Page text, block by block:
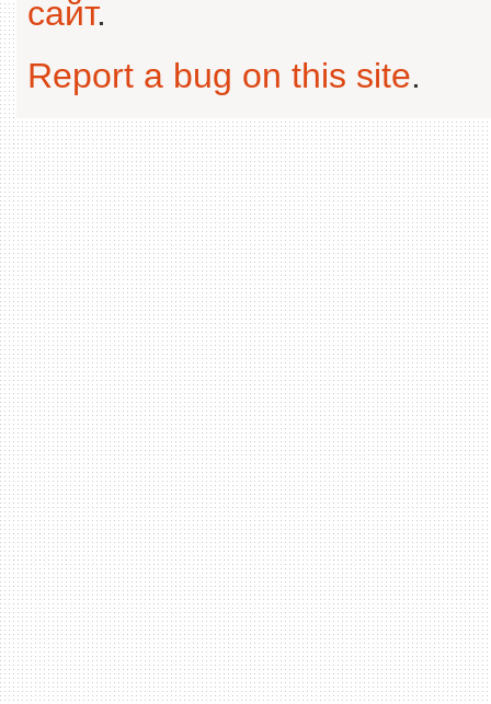
сайт.
Report a bug on this site.